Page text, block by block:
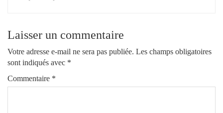
Laisser un commentaire
Votre adresse e-mail ne sera pas publiée. Les champs obligatoires
sont indiqués avec *
Commentaire *